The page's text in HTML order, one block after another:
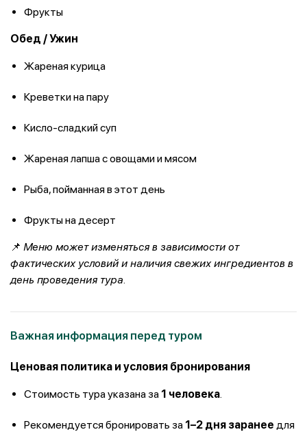
Фрукты
Обед / Ужин
Жареная курица
Креветки на пару
Кисло-сладкий суп
Жареная лапша с овощами и мясом
Рыба, пойманная в этот день
Фрукты на десерт
📌 Меню может изменяться в зависимости от
фактических условий и наличия свежих ингредиентов в
день проведения тура.
Важная информация перед туром
Ценовая политика и условия бронирования
Стоимость тура указана за 1 человека.
Рекомендуется бронировать за 1–2 дня заранее для